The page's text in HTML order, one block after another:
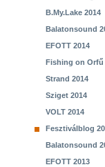
B.My.Lake 2014
Balatonsound
EFOTT 2014
Fishing on Orfű
Strand 2014
Sziget 2014
VOLT 2014
Fesztiválblog
Balatonsound
EFOTT 2013